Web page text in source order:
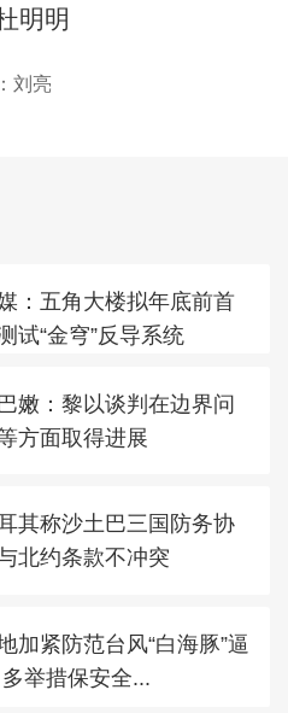
明明
刘亮
：五角大楼拟年底前首
试“金穹”反导系统
嫩：黎以谈判在边界问
方面取得进展
其称沙土巴三国防务协
北约条款不冲突
加紧防范台风“白海豚”逼
举措保安全...